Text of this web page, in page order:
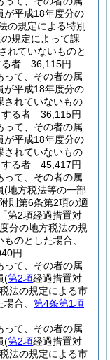
が平成18年度分の
の規定による特別
規定によって課
れていないものと
る者 36,115円
って、その者の属
が平成18年度分の
されていないもの
する者 36,115円
って、その者の属
が平成18年度分の
されていないもの
する者 45,417円
って、その者の属
(地方税法等の一部
附則第6条第2項の適
第2項経過措置対
分の地方税法の規
のとした場合、
円
って、その者の属
(第2項経過措置対
法の規定による市
合、 第4条第1項
って、その者の属
(第2項経過措置対
法の規定による市